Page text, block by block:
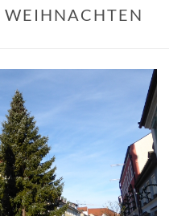
WEIHNACHTEN